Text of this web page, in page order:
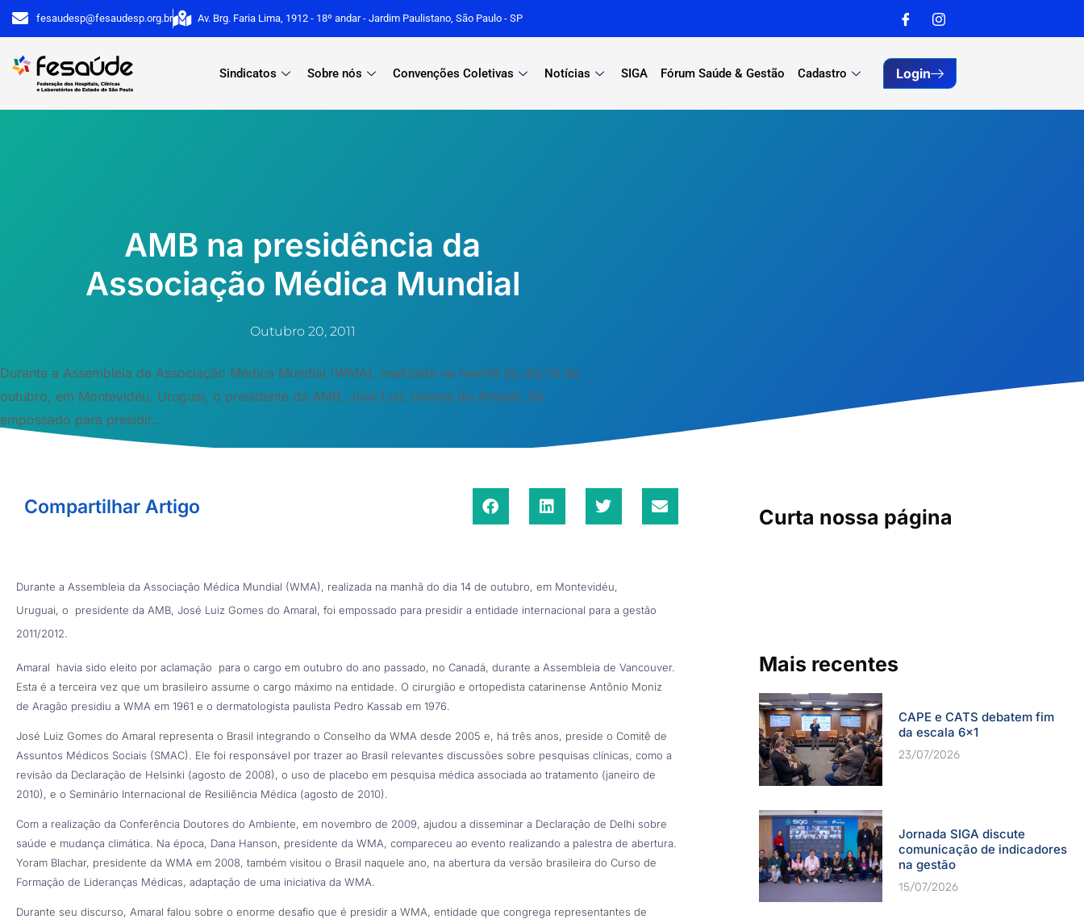
para
conteúdo
fesaudesp@fesaudesp.org.br Av. Brg. Faria Lima, 1912 - 18º andar - Jardim Paulistano, São Paulo - SP
Sindicatos Sobre nós Convenções Coletivas Notícias SIGA Fórum Saúde & Gestão Cadastro Login
AMB na presidência da
Associação Médica Mundial
Outubro 20, 2011
Durante a Assembleia da Associação Médica Mundial (WMA), realizada na manhã do dia 14 de
outubro, em Montevidéu, Uruguai, o presidente da AMB, José Luiz Gomes do Amaral, foi
empossado para presidir...
Compartilhar Artigo
Durante a Assembleia da Associação Médica Mundial (WMA), realizada na manhã do dia 14 de outubro, em Montevidéu,
Uruguai, o presidente da AMB, José Luiz Gomes do Amaral, foi empossado para presidir a entidade internacional para a gestão
2011/2012.
Amaral havia sido eleito por aclamação para o cargo em outubro do ano passado, no Canadá, durante a Assembleia de Vancouver.
Esta é a terceira vez que um brasileiro assume o cargo máximo na entidade. O cirurgião e ortopedista catarinense Antônio Moniz
de Aragão presidiu a WMA em 1961 e o dermatologista paulista Pedro Kassab em 1976.
José Luiz Gomes do Amaral representa o Brasil integrando o Conselho da WMA desde 2005 e, há três anos, preside o Comitê de
Assuntos Médicos Sociais (SMAC). Ele foi responsável por trazer ao Brasil relevantes discussões sobre pesquisas clínicas, como a
revisão da Declaração de Helsinki (agosto de 2008), o uso de placebo em pesquisa médica associada ao tratamento (janeiro de
2010), e o Seminário Internacional de Resiliência Médica (agosto de 2010).
Com a realização da Conferência Doutores do Ambiente, em novembro de 2009, ajudou a disseminar a Declaração de Delhi sobre
saúde e mudança climática. Na época, Dana Hanson, presidente da WMA, compareceu ao evento realizando a palestra de abertura.
Yoram Blachar, presidente da WMA em 2008, também visitou o Brasil naquele ano, na abertura da versão brasileira do Curso de
Formação de Lideranças Médicas, adaptação de uma iniciativa da WMA.
Durante seu discurso, Amaral falou sobre o enorme desafio que é presidir a WMA, entidade que congrega representantes de
Curta nossa página
Mais recentes
CAPE e CATS debatem fim
da escala 6×1
23/07/2026
Jornada SIGA discute
comunicação de indicadores
na gestão
15/07/2026